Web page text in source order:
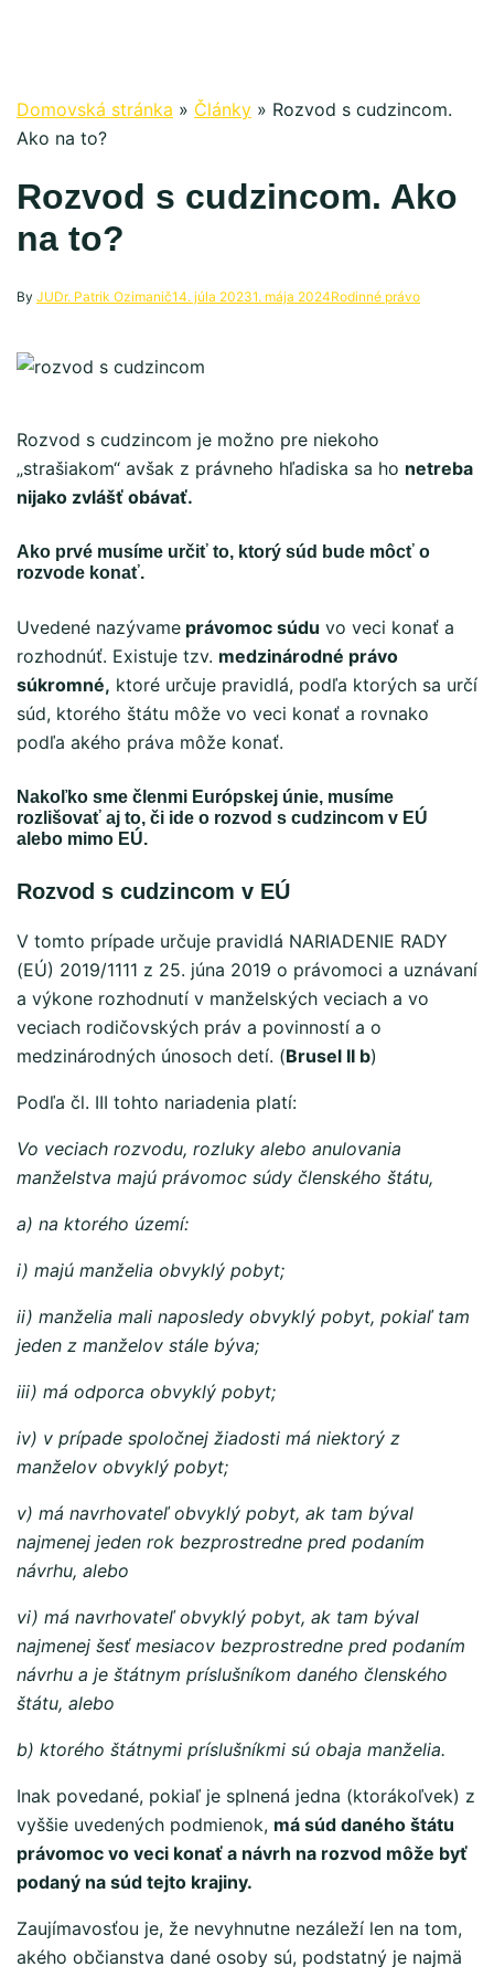
Domovská stránka » Články » Rozvod s cudzincom.
Ako na to?
Rozvod s cudzincom. Ako
na to?
By JUDr. Patrik Ozimanič14. júla 20231. mája 2024Rodinné právo
Rozvod s cudzincom je možno pre niekoho
„strašiakom“ avšak z právneho hľadiska sa ho netreba
nijako zvlášť obávať.
Ako prvé musíme určiť to, ktorý súd bude môcť o
rozvode konať.
Uvedené nazývame právomoc súdu vo veci konať a
rozhodnúť. Existuje tzv. medzinárodné právo
súkromné, ktoré určuje pravidlá, podľa ktorých sa určí
súd, ktorého štátu môže vo veci konať a rovnako
podľa akého práva môže konať.
Nakoľko sme členmi Európskej únie, musíme
rozlišovať aj to, či ide o rozvod s cudzincom v EÚ
alebo mimo EÚ.
Rozvod s cudzincom v EÚ
V tomto prípade určuje pravidlá NARIADENIE RADY
(EÚ) 2019/1111 z 25. júna 2019 o právomoci a uznávaní
a výkone rozhodnutí v manželských veciach a vo
veciach rodičovských práv a povinností a o
medzinárodných únosoch detí. (Brusel II b)
Podľa čl. III tohto nariadenia platí:
Vo veciach rozvodu, rozluky alebo anulovania
manželstva majú právomoc súdy členského štátu,
a) na ktorého území:
i) majú manželia obvyklý pobyt;
ii) manželia mali naposledy obvyklý pobyt, pokiaľ tam
jeden z manželov stále býva;
iii) má odporca obvyklý pobyt;
iv) v prípade spoločnej žiadosti má niektorý z
manželov obvyklý pobyt;
v) má navrhovateľ obvyklý pobyt, ak tam býval
najmenej jeden rok bezprostredne pred podaním
návrhu, alebo
vi) má navrhovateľ obvyklý pobyt, ak tam býval
najmenej šesť mesiacov bezprostredne pred podaním
návrhu a je štátnym príslušníkom daného členského
štátu, alebo
b) ktorého štátnymi príslušníkmi sú obaja manželia.
Inak povedané, pokiaľ je splnená jedna (ktorákoľvek) z
vyššie uvedených podmienok, má súd daného štátu
právomoc vo veci konať a návrh na rozvod môže byť
podaný na súd tejto krajiny.
Zaujímavosťou je, že nevyhnutne nezáleží len na tom,
akého občianstva dané osoby sú, podstatný je najmä